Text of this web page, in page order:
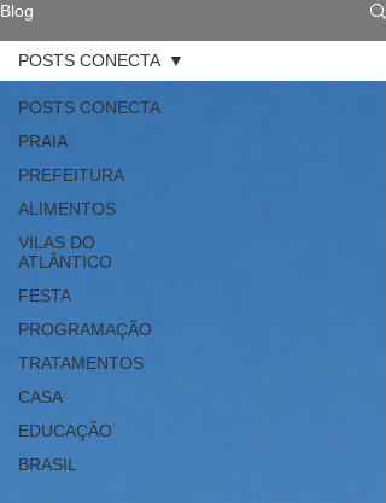
Blog
POSTS CONECTA
PRAIA
PREFEITURA
ALIMENTOS
VILAS DO
ATLÂNTICO
FESTA
PROGRAMAÇÃO
TRATAMENTOS
CASA
EDUCAÇÃO
BRASIL
POSTS CONECTA